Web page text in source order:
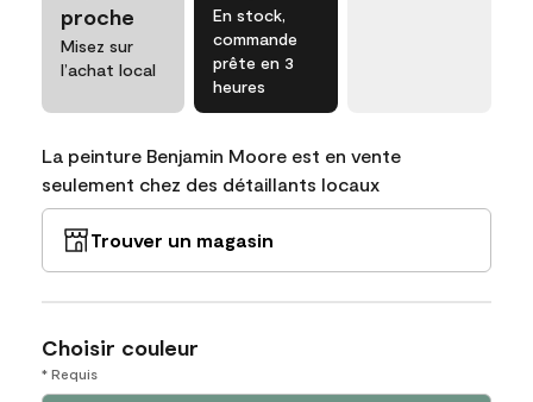
proche
Misez sur
l’achat local
En stock,
commande
prête en 3
heures
La peinture Benjamin Moore est en vente
seulement chez des détaillants locaux
Trouver un magasin
Choisir couleur
* Requis